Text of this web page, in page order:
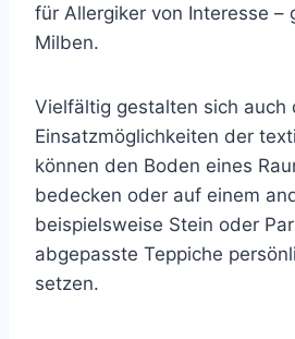
für Allergiker von Interesse –
Milben.
Vielfältig gestalten sich auch
Einsatzmöglichkeiten der
können den Boden eines
bedecken oder auf einem
beispielsweise Stein oder
abgepasste Teppiche
setzen.